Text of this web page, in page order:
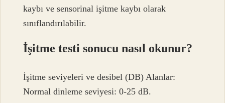
kaybı ve sensorinal işitme kaybı olarak
sınıflandırılabilir.
İşitme testi sonucu nasıl okunur?
İşitme seviyeleri ve desibel (DB) Alanlar:
Normal dinleme seviyesi: 0-25 dB.